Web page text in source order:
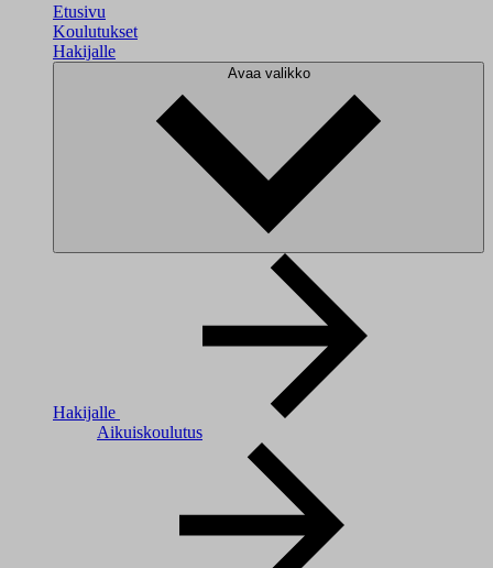
Etusivu
Koulutukset
Hakijalle
Avaa valikko
Hakijalle
Aikuiskoulutus